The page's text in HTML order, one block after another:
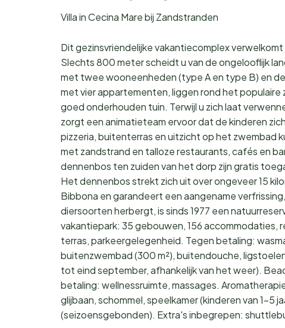
Villa in Cecina Mare bij Zandstranden
Dit gezinsvriendelijke vakantiecomplex
Slechts 800 meter scheidt u van de ongelooflijk
met twee wooneenheden (type A en type B) en
met vier appartementen, liggen rond het
goed onderhouden tuin. Terwijl u zich laat
zorgt een animatieteam ervoor dat de kinderen
pizzeria, buitenterras en uitzicht op het zwembad
met zandstrand en talloze restaurants, cafés en
dennenbos ten zuiden van het dorp zijn gratis
Het dennenbos strekt zich uit over ongeveer 15
Bibbona en garandeert een aangename
diersoorten herbergt, is sinds 1977 een
vakantiepark: 35 gebouwen, 156 accommodaties,
terras, parkeergelegenheid. Tegen betaling:
buitenzwembad (300 m²), buitendouche,
tot eind september, afhankelijk van het weer).
betaling: wellnessruimte, massages.
glijbaan, schommel, speelkamer (kinderen van 1-5
(seizoensgebonden). Extra's inbegrepen: